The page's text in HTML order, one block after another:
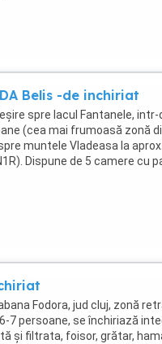
Belis -de inchiriat
spre lacul Fantanele,
(cea mai frumoasă zonă
muntele Vladeasa la
Dispune de 5 camere cu
...
Fodora, jud cluj, zonă
7 persoane, se închiriază
și filtrata, foisor, grătar,